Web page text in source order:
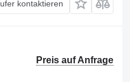
kontaktieren
Preis auf Anfrage